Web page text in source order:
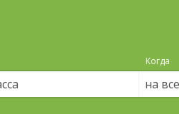
Когда
на